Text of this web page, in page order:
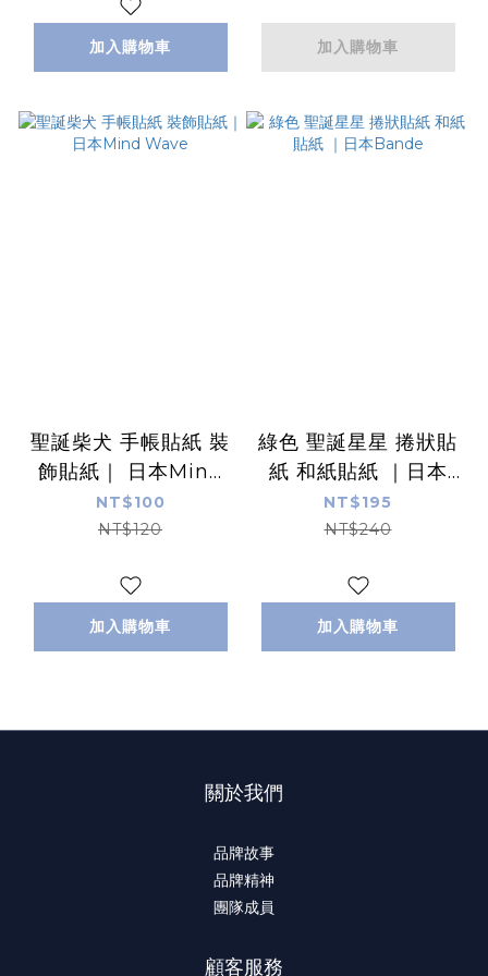
加入購物車 加入購物車
聖誕柴犬 手帳貼紙 裝
飾貼紙｜ 日本Mind
Wave
NT$100
NT$120
加入購物車
綠色 聖誕星星 捲狀貼
紙 和紙貼紙 ｜日本
Bande
NT$195
NT$240
加入購物車
關於我們
品牌故事
品牌精神
團隊成員
顧客服務